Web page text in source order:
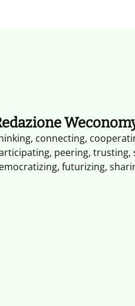
connecting,
peering, trusting,
futurizing,